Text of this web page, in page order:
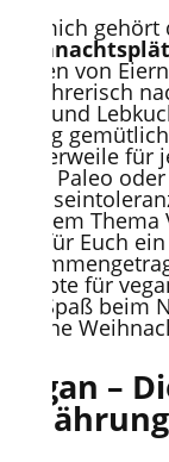
Für mich
Färben von
verführerisch
Zimt und
richtig
mittlerweile für
Carb, Paleo
mit dem
und für Euch
Rezepte für
Viel Spaß beim
schöne
Vegan –
Ernährung